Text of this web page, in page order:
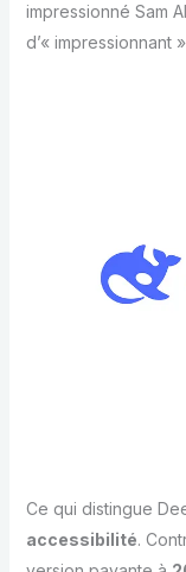
impressionné Sam
d’« impressionnant
Ce qui distingue
accessibilité.